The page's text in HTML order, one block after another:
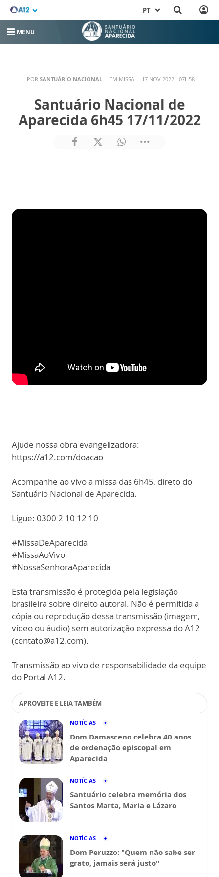
PT
MENU
POR SANTUÁRIO NACIONAL EM MISSA 17 NOV 2022 - 07H58
Santuário Nacional de
Aparecida 6h45 17/11/2022
Ajude nossa obra evangelizadora:
https://a12.com/doacao
Acompanhe ao vivo a missa das 6h45, direto do
Santuário Nacional de Aparecida.
Ligue: 0300 2 10 12 10
#MissaDeAparecida
#MissaAoVivo
#NossaSenhoraAparecida
Esta transmissão é protegida pela legislação
brasileira sobre direito autoral. Não é permitida a
cópia ou reprodução dessa transmissão (imagem,
vídeo ou áudio) sem autorização expressa do A12
(contato@a12.com).
Transmissão ao vivo de responsabilidade da equipe
do Portal A12.
APROVEITE E LEIA TAMBÉM
NOTÍCIAS
Dom Damasceno celebra 40 anos
de ordenação episcopal em
Aparecida
NOTÍCIAS
Santuário celebra memória dos
Santos Marta, Maria e Lázaro
NOTÍCIAS
Dom Peruzzo: "Quem não sabe ser
grato, jamais será justo"